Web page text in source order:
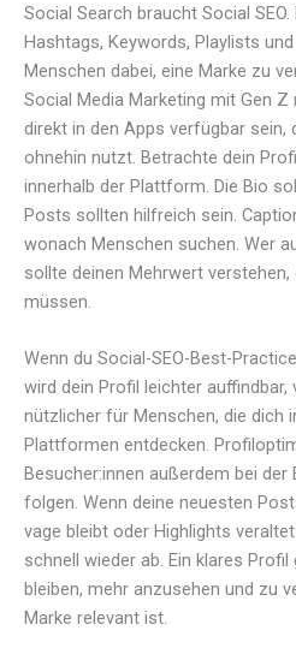
Social Search braucht Social
Hashtags, Keywords, Playlists
Menschen dabei, eine Marke zu
Social Media Marketing mit Gen
direkt in den Apps verfügbar sein,
ohnehin nutzt. Betrachte dein
innerhalb der Plattform. Die Bio
Posts sollten hilfreich sein.
wonach Menschen suchen. Wer
sollte deinen Mehrwert
müssen.
Wenn du Social-SEO-Best-
wird dein Profil leichter auffindbar,
nützlicher für Menschen, die dich
Plattformen entdecken.
Besucher:innen außerdem bei der
folgen. Wenn deine neuesten
vage bleibt oder Highlights
schnell wieder ab. Ein klares
bleiben, mehr anzusehen und zu
Marke relevant ist.